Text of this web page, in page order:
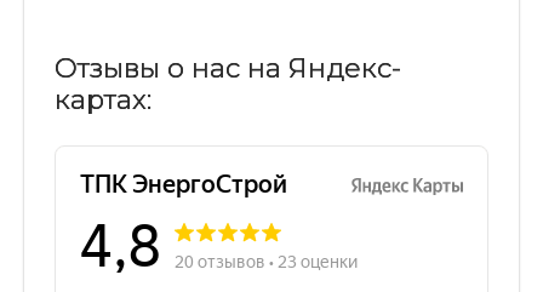
Отзывы о нас на Яндекс-
картах: